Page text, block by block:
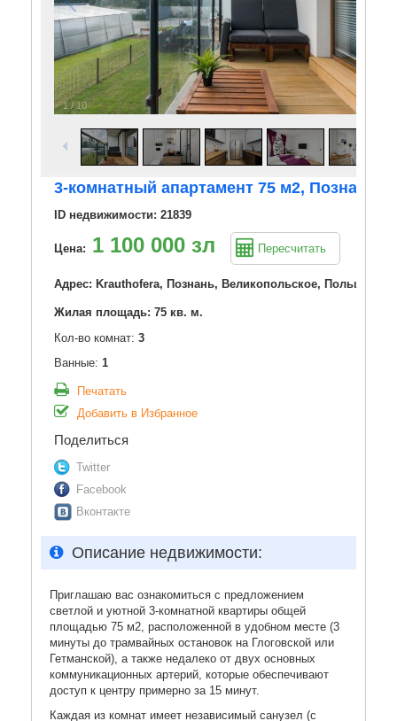
1 / 10
3-комнатный апартамент 75 м2, Познань
ID недвижимости: 21839
Цена: 1 100 000 зл Пересчитать
Адрес: Krauthofera, Познань, Великопольское, Польша
Жилая площадь: 75 кв. м.
Кол-во комнат: 3
Ванные: 1
Печатать
Добавить в Избранное
Поделиться
Twitter
Facebook
Вконтакте
Описание недвижимости:
Приглашаю вас ознакомиться с предложением
светлой и уютной 3-комнатной квартиры общей
площадью 75 м2, расположенной в удобном месте (3
минуты до трамвайных остановок на Глоговской или
Гетманской), а также недалеко от двух основных
коммуникационных артерий, которые обеспечивают
доступ к центру примерно за 15 минут.
Каждая из комнат имеет независимый санузел (с